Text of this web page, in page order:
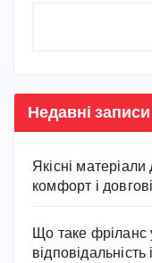
Недавні записи
Якісні матеріали
комфорт і
Що таке фріланс